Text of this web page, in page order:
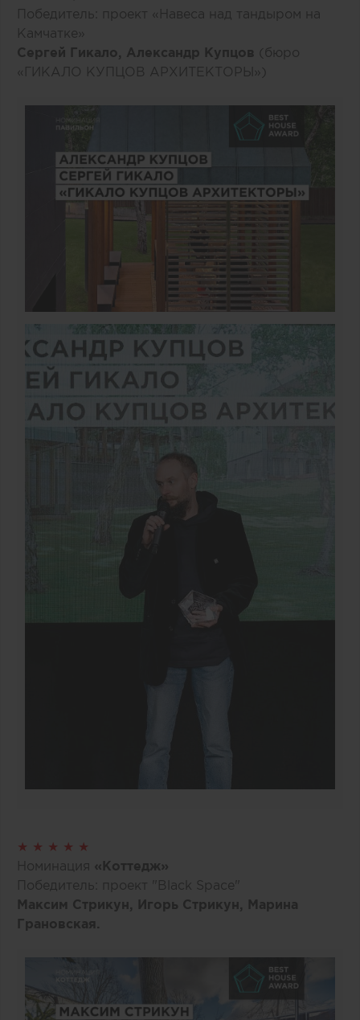
Победитель: проект «Навеса над тандыром на
Камчатке»
Сергей Гикало, Александр Купцов (бюро
«ГИКАЛО КУПЦОВ АРХИТЕКТОРЫ»)
★ ★ ★ ★ ★
Номинация «Коттедж»
Победитель: проект "Black Space"
Максим Стрикун, Игорь Стрикун, Марина
Грановская.